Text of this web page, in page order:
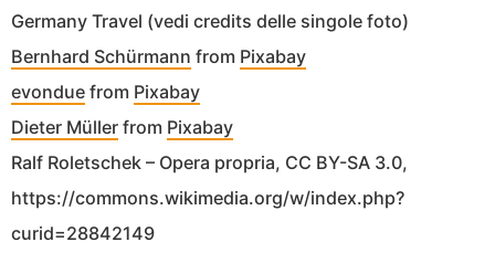
Germany Travel (vedi credits delle singole foto)
Bernhard Schürmann from Pixabay
evondue from Pixabay
Dieter Müller from Pixabay
Ralf Roletschek – Opera propria, CC BY-SA 3.0,
https://commons.wikimedia.org/w/index.php?
curid=28842149